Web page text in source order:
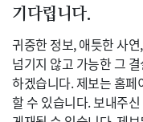
기다립니다.
귀중한 정보, 애틋한 사
넘기지 않고 가능한 그
하겠습니다. 제보는 홈페
할 수 있습니다. 보내주